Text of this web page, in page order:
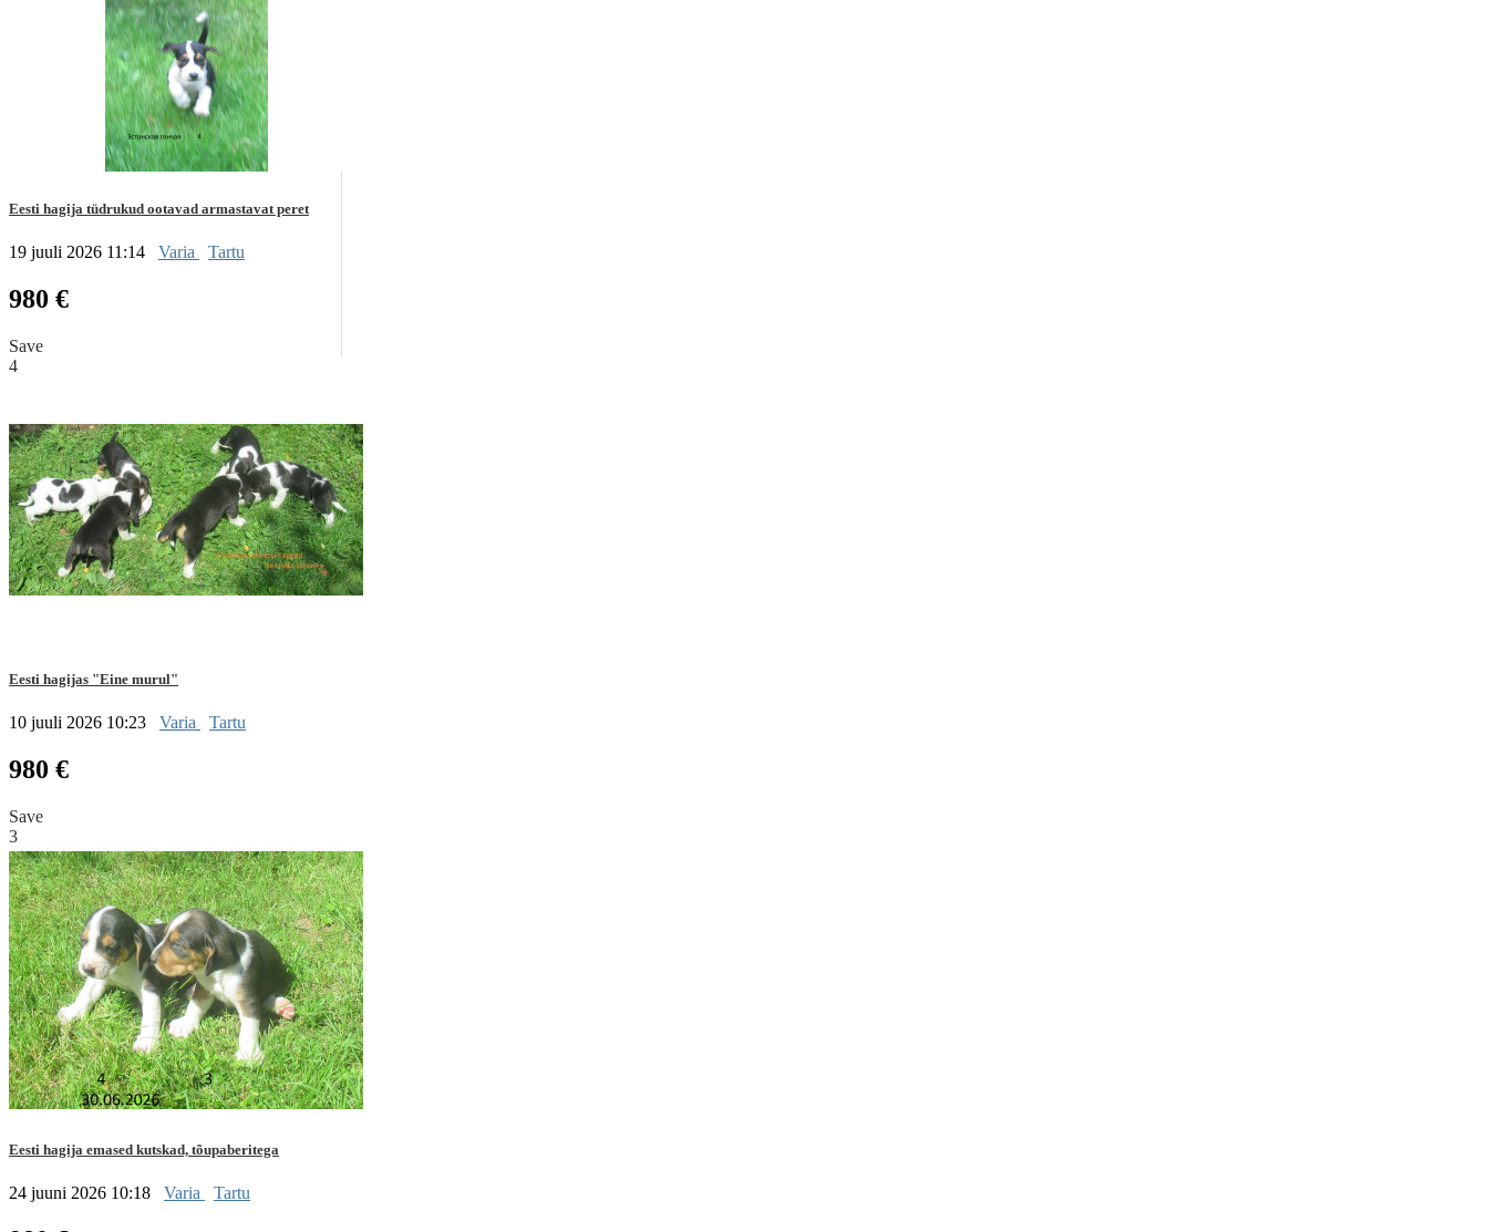
Eesti hagija tüdrukud ootavad armastavat peret
19 juuli 2026 11:14 Varia Tartu
980 €
Save
4
Eesti hagijas "Eine murul"
10 juuli 2026 10:23 Varia Tartu
980 €
Save
3
Eesti hagija emased kutskad, tõupaberitega
24 juuni 2026 10:18 Varia Tartu